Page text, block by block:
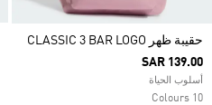
حقيبة ظهر CLASSIC 3 BAR LOGO
SAR 139.00
أسلوب الحياة
10 Colours